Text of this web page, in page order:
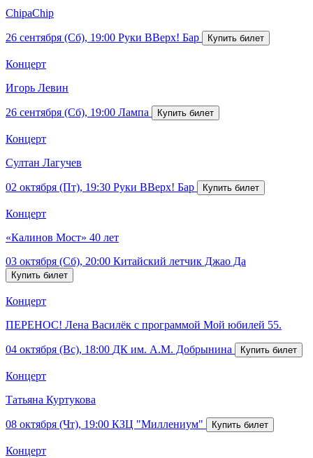
ChipaChip
26 сентября (Сб), 19:00 Руки ВВерх! Бар
Концерт
Игорь Левин
26 сентября (Сб), 19:00 Лампа
Концерт
Султан Лагучев
02 октября (Пт), 19:30 Руки ВВерх! Бар
Концерт
«Калинов Мост» 40 лет
03 октября (Сб), 20:00 Китайский летчик Джао Да
Концерт
ПЕРЕНОС! Лена Василёк с программой Мой юбилей 55.
04 октября (Вс), 18:00 ДК им. А.М. Добрынина
Концерт
Татьяна Куртукова
08 октября (Чт), 19:00 КЗЦ "Миллениум"
Концерт